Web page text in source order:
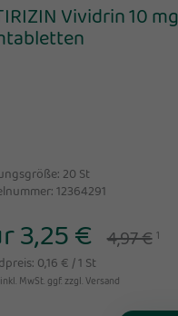
Vividrin 10 mg
20 St
12364291
3,25 € 4,97 € 1
0,16 € / 1 St
MwSt. ggf. zzgl. Versand